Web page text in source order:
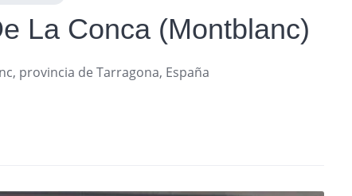
La Conca (Montblanc)
provincia de Tarragona, España